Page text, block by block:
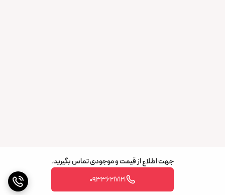
جهت اطلاع از قیمت و موجودی تماس بگیرید.
09336217121